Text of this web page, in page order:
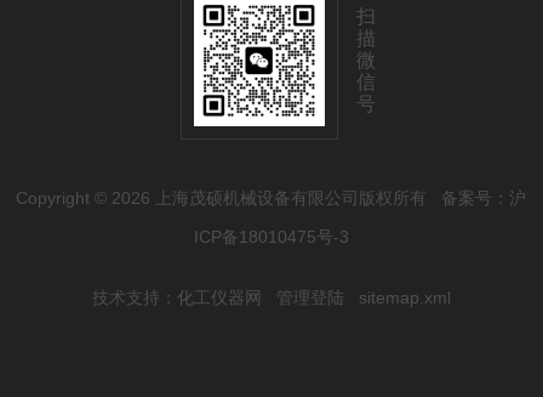
扫
描
微
信
号
Copyright © 2026 上海茂硕机械设备有限公司版权所有 备案号：沪
ICP备18010475号-3
技术支持： 化工仪器网 管理登陆 sitemap.xml